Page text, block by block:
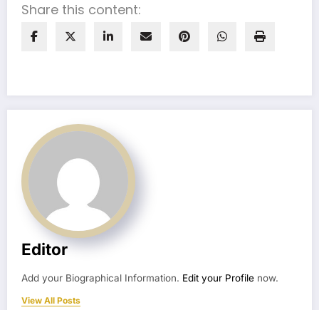
Share this content:
Editor
Add your Biographical Information. Edit your Profile now.
View All Posts